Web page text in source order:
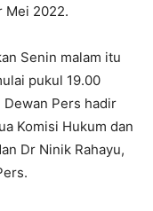
Mei 2022.
Senin malam itu
pukul 19.00
Pers hadir
Komisi Hukum dan
Dr Ninik Rahayu,